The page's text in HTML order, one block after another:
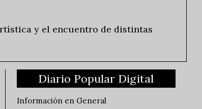
y el encuentro de distintas
Diario Popular Digital
Información en General